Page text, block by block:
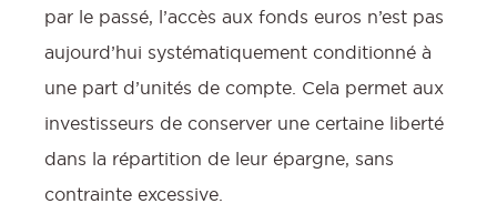
par le passé, l’accès aux fonds euros n’est pas
aujourd’hui systématiquement conditionné à
une part d’unités de compte. Cela permet aux
investisseurs de conserver une certaine liberté
dans la répartition de leur épargne, sans
contrainte excessive.